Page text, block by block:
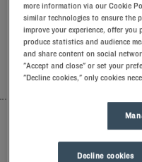
pianki z pamięcią
poczuj różnicę w
jogurtu na śniadanie…
wrócić!
ODNOWIONY HOTEL
more information via our Cookie
similar technologies to ensure the
improve your experience, offer
produce statistics and audience
and share content on social
"Accept and close" or set your
"Decline cookies," only cookies
Decline cookies